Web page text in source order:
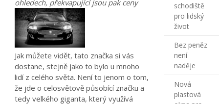
ohledech, překvapující jsou pak ceny
Jak můžete vidět, tato značka si vás
dostane, stejně jako to bylo u mnoho
lidí z celého světa. Není to jenom o tom,
že jde o celosvětově působící značku a
tedy velkého giganta, který využívá
schodiště
pro lidský
život
Bez peněz
není
naděje
Nová
plastová